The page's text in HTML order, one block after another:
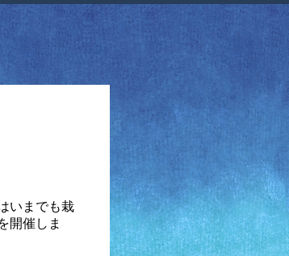
いまでも栽
開催しま